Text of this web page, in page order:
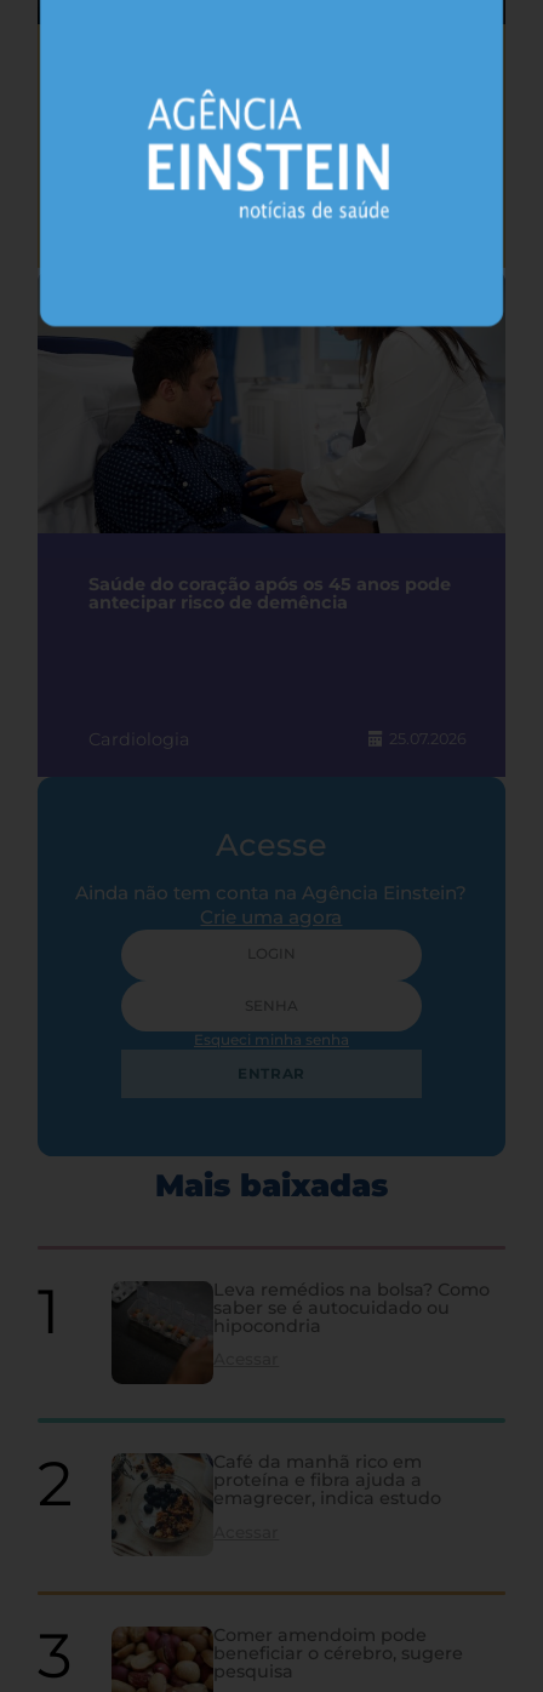
privação do sono, sugere estudo
Saúde do coração após os 45 anos pode
antecipar risco de demência
Cardiologia 25.07.2026
Acesse
Ainda não tem conta na Agência Einstein?
Crie uma agora
Esqueci minha senha
ENTRAR
Mais baixadas
Leva remédios na bolsa? Como
saber se é autocuidado ou
hipocondria
Café da manhã rico em
proteína e fibra ajuda a
emagrecer, indica estudo
Comer amendoim pode
beneficiar o cérebro, sugere
pesquisa